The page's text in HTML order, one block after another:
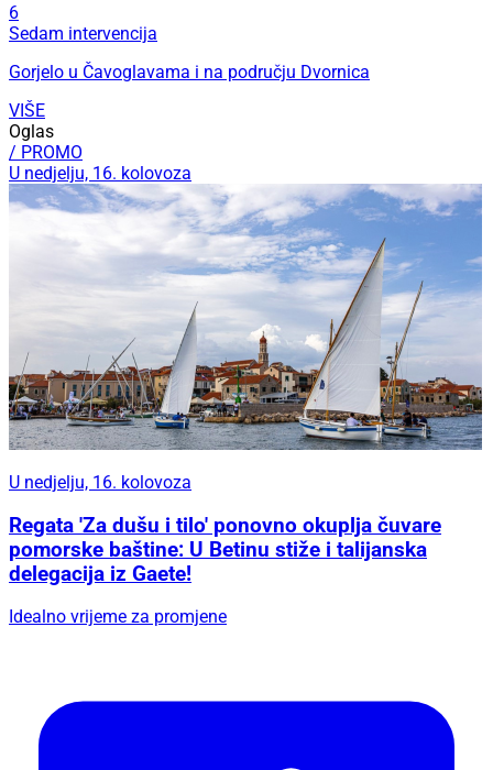
6
Sedam intervencija
Gorjelo u Čavoglavama i na području Dvornica
VIŠE
Oglas
/ PROMO
U nedjelju, 16. kolovoza
U nedjelju, 16. kolovoza
Regata 'Za dušu i tilo' ponovno okuplja čuvare
pomorske baštine: U Betinu stiže i talijanska
delegacija iz Gaete!
Idealno vrijeme za promjene